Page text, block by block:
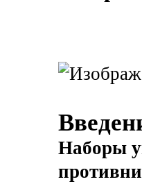
Наборы